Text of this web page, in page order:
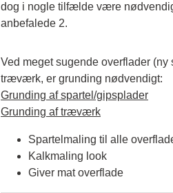
dog i nogle tilfælde være
anbefalede 2.
Ved meget sugende overflader
træværk, er grunding nødvendigt:
Grunding af spartel/gipsplader
Grunding af træværk
Spartelmaling til alle
Kalkmaling look
Giver mat overflade